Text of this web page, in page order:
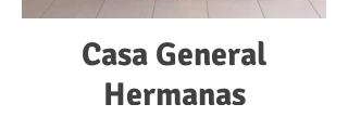
Casa General
Hermanas